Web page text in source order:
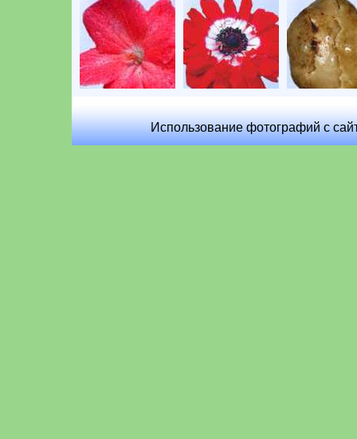
Использование фотографий с